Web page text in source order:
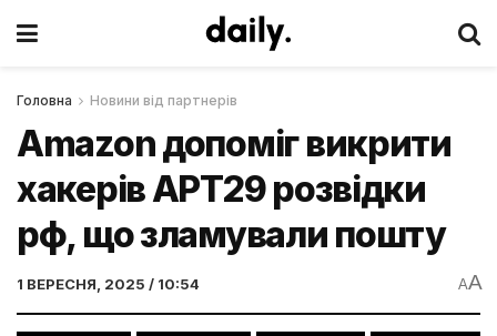
Головна Новини від партнерів
Amazon допоміг викрити
хакерів APT29 розвідки
рф, що зламували пошту
1 ВЕРЕСНЯ, 2025 / 10:54 AA